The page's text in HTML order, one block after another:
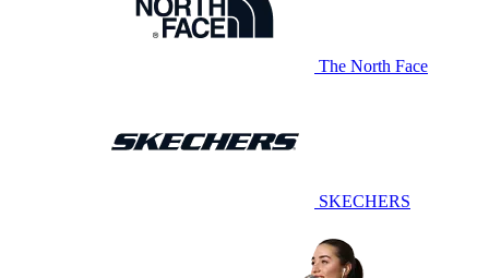
The North Face
SKECHERS